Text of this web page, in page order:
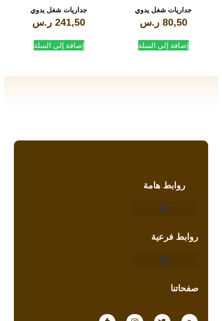
جداريات شغل يدوي
80,50 ر.س
إضافة إلى السلة
جداريات شغل يدوي
241,50 ر.س
إضافة إلى السلة
روابط هامة
روابط فرعية
صفحاتنا